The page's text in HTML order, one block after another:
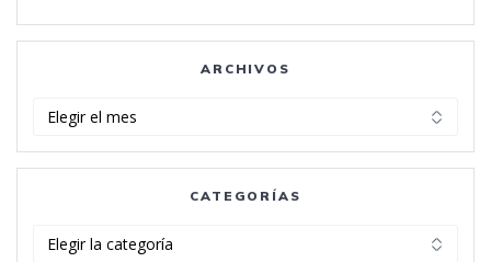
ARCHIVOS
CATEGORÍAS